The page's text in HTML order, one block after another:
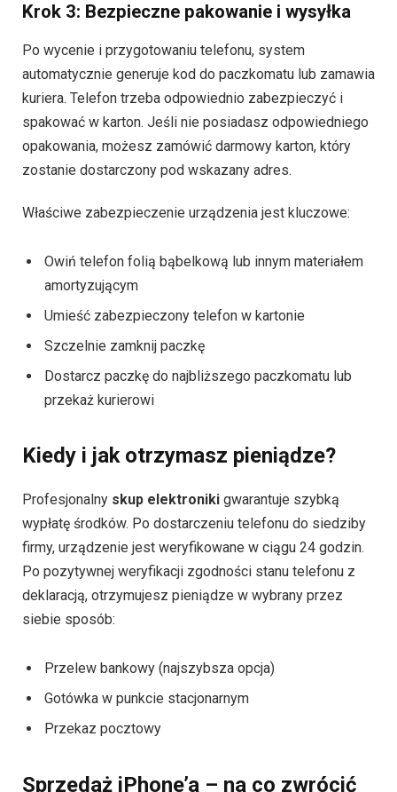
Krok 3: Bezpieczne pakowanie i wysyłka
Po wycenie i przygotowaniu telefonu, system
automatycznie generuje kod do paczkomatu lub zamawia
kuriera. Telefon trzeba odpowiednio zabezpieczyć i
spakować w karton. Jeśli nie posiadasz odpowiedniego
opakowania, możesz zamówić darmowy karton, który
zostanie dostarczony pod wskazany adres.
Właściwe zabezpieczenie urządzenia jest kluczowe:
Owiń telefon folią bąbelkową lub innym materiałem
amortyzującym
Umieść zabezpieczony telefon w kartonie
Szczelnie zamknij paczkę
Dostarcz paczkę do najbliższego paczkomatu lub
przekaż kurierowi
Kiedy i jak otrzymasz pieniądze?
Profesjonalny skup elektroniki gwarantuje szybką
wypłatę środków. Po dostarczeniu telefonu do siedziby
firmy, urządzenie jest weryfikowane w ciągu 24 godzin.
Po pozytywnej weryfikacji zgodności stanu telefonu z
deklaracją, otrzymujesz pieniądze w wybrany przez
siebie sposób:
Przelew bankowy (najszybsza opcja)
Gotówka w punkcie stacjonarnym
Przekaz pocztowy
Sprzedaż iPhone’a – na co zwrócić